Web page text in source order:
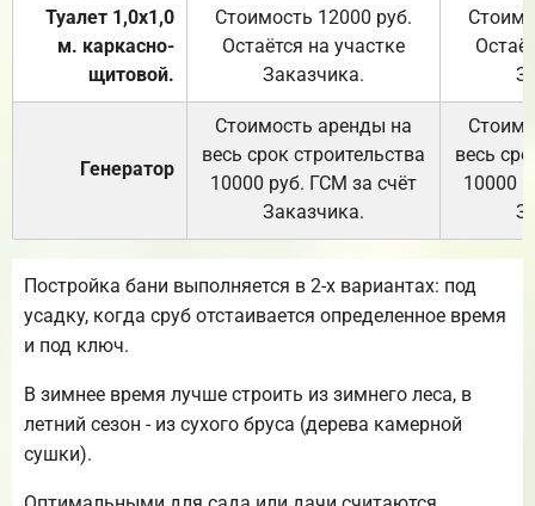
Туалет 1,0х1,0
м. каркасно-
щитовой.
Стоимость 12000 руб.
Остаётся на участке
Заказчика.
Генератор
Стоимость аренды на
весь срок строительства
10000 руб. ГСМ за счёт
Заказчика.
весь
10000
Постройка бани выполняется в 2-х вариантах: под
усадку, когда сруб отстаивается определенное время
и под ключ.
В зимнее время лучше строить из зимнего леса, в
летний сезон - из сухого бруса (дерева камерной
сушки).